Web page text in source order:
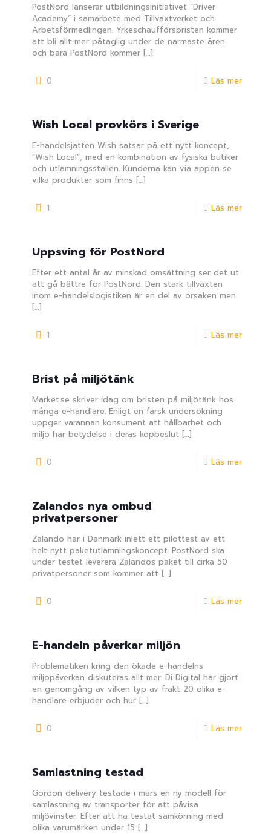
PostNord lanserar utbildningsinitiativet ”Driver
Academy” i samarbete med Tillväxtverket och
Arbetsförmedlingen. Yrkeschaufförsbristen kommer
att bli allt mer påtaglig under de närmaste åren
och bara PostNord kommer […]
0 Läs mer
Wish Local provkörs i Sverige
E-handelsjätten Wish satsar på ett nytt koncept,
”Wish Local”, med en kombination av fysiska butiker
och utlämningsställen. Kunderna kan via appen se
vilka produkter som finns […]
1 Läs mer
Uppsving för PostNord
Efter ett antal år av minskad omsättning ser det ut
att gå bättre för PostNord. Den stark tillväxten
inom e-handelslogistiken är en del av orsaken men
[…]
1 Läs mer
Brist på miljötänk
Market.se skriver idag om bristen på miljötänk hos
många e-handlare. Enligt en färsk undersökning
uppger varannan konsument att hållbarhet och
miljö har betydelse i deras köpbeslut […]
0 Läs mer
Zalandos nya ombud
privatpersoner
Zalando har i Danmark inlett ett pilottest av ett
helt nytt paketutlämningskoncept. PostNord ska
under testet leverera Zalandos paket till cirka 50
privatpersoner som kommer att […]
0 Läs mer
E-handeln påverkar miljön
Problematiken kring den ökade e-handelns
miljöpåverkan diskuteras allt mer. Di Digital har gjort
en genomgång av vilken typ av frakt 20 olika e-
handlare erbjuder och hur […]
0 Läs mer
Samlastning testad
Gordon delivery testade i mars en ny modell för
samlastning av transporter för att påvisa
miljövinster. Efter att ha testat samkörning med
olika varumärken under 15 […]